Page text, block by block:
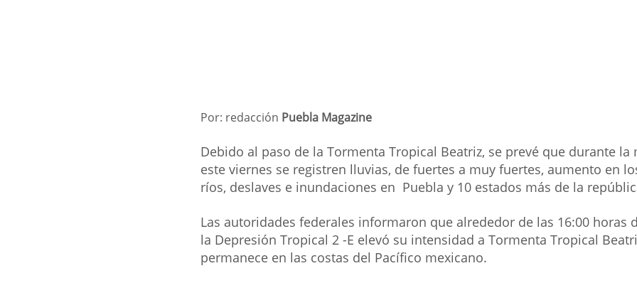
Por: redacción Puebla Magazine
Debido al paso de la Tormenta Tropical Beatriz, se prevé que durante
este viernes se registren lluvias, de fuertes a muy fuertes, aumento en
ríos, deslaves e inundaciones en  Puebla y 10 estados más de la
Las autoridades federales informaron que alrededor de las 16:00 horas
la Depresión Tropical 2 -E elevó su intensidad a Tormenta Tropical
permanece en las costas del Pacífico mexicano.